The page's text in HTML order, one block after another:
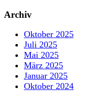
Archiv
Oktober 2025
Juli 2025
Mai 2025
März 2025
Januar 2025
Oktober 2024